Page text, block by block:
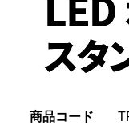
商品コード